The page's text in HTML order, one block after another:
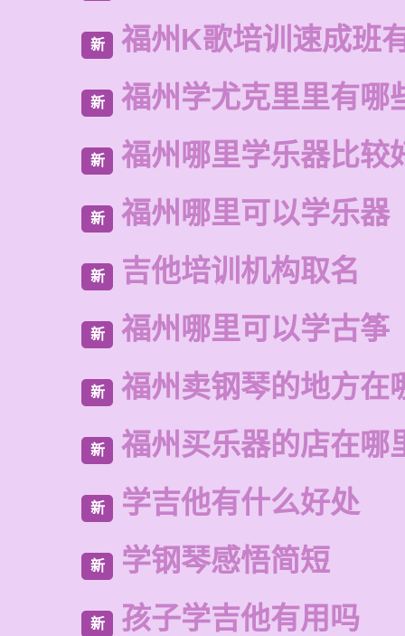
新 福州K歌培训速成班
新 福州学尤克里里有哪
新 福州哪里学乐器比较
新 福州哪里可以学乐器
新 吉他培训机构取名
新 福州哪里可以学古筝
新 福州卖钢琴的地方在
新 福州买乐器的店在哪
新 学吉他有什么好处
新 学钢琴感悟简短
新 孩子学吉他有用吗